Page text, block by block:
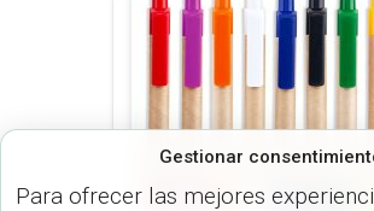
Gestionar
Para ofrecer las mejores